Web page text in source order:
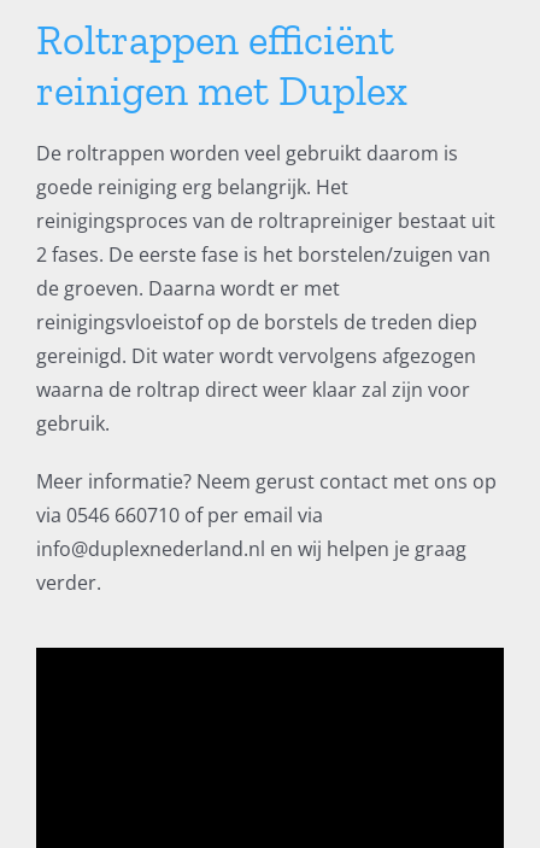
Roltrappen efficiënt
reinigen met Duplex
De roltrappen worden veel gebruikt daarom is
goede reiniging erg belangrijk. Het
reinigingsproces van de roltrapreiniger bestaat uit
2 fases. De eerste fase is het borstelen/zuigen van
de groeven. Daarna wordt er met
reinigingsvloeistof op de borstels de treden diep
gereinigd. Dit water wordt vervolgens afgezogen
waarna de roltrap direct weer klaar zal zijn voor
gebruik.
Meer informatie? Neem gerust contact met ons op
via 0546 660710 of per email via
info@duplexnederland.nl en wij helpen je graag
verder.